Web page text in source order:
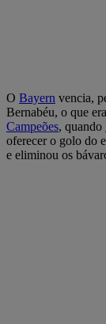
O Bayern vencia,
Bernabéu, o que
Campeões, quando
oferecer o golo do
e eliminou os